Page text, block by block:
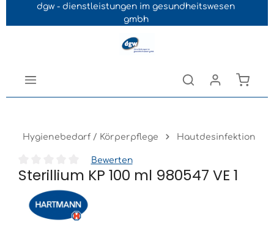
der B2B-Plattform springen
dgw - dienstleistungen im gesundheitswesen
gmbh
Hygienebedarf / Körperpflege Hautdesinfektion
Durchschnittliche Bewertung von 0 von 5 Sternen
Bewerten
Sterillium KP 100 ml 980547 VE 1